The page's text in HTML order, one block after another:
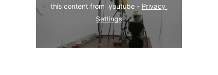
this content from  youtube - Privacy
Settings